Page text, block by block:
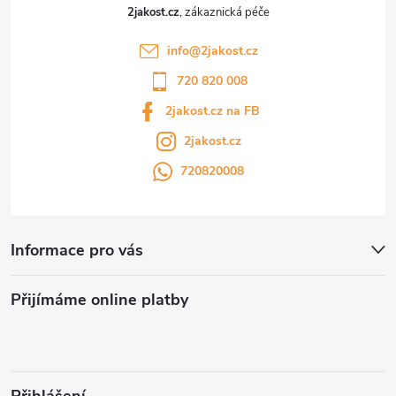
2jakost.cz
info@2jakost.cz
720 820 008
2jakost.cz na FB
2jakost.cz
720820008
Informace pro vás
Přijímáme online platby